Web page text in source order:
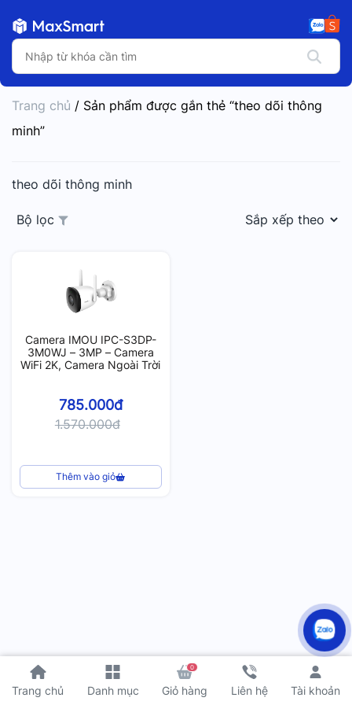
Trang chủ Danh mục
0
Giỏ hàng Liên hệ Tài khoản
Trang chủ / Sản phẩm được gắn thẻ “theo dõi thông
minh”
theo dõi thông minh
Bộ lọc
Camera IMOU IPC-S3DP-
3M0WJ – 3MP – Camera
WiFi 2K, Camera Ngoài Trời
785.000đ
1.570.000đ
Thêm vào giỏ